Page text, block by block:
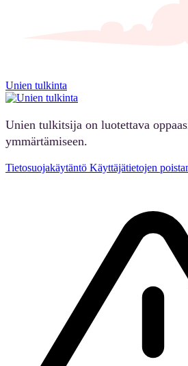
Unien tulkinta
Unien tulkitsija on luotettava
ymmärtämiseen.
Tietosuojakäytäntö Käyttäjätietojen